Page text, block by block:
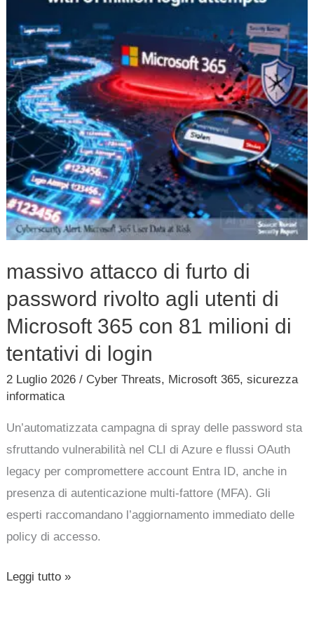
massivo attacco di furto di
password rivolto agli utenti di
Microsoft 365 con 81 milioni di
tentativi di login
2 Luglio 2026/ Cyber Threats, Microsoft 365,sicurezza
informatica
Un’automatizzata campagna di spray delle password sta
sfruttando vulnerabilità nel CLI di Azure e flussi OAuth
legacy per compromettere account Entra ID, anche in
presenza di autenticazione multi-fattore (MFA). Gli
esperti raccomandano l’aggiornamento immediato delle
policy di accesso.
password
rivolto
agli
utenti
di
Microsoft
365
con
81
di
tentativi
di
Leggi tutto »